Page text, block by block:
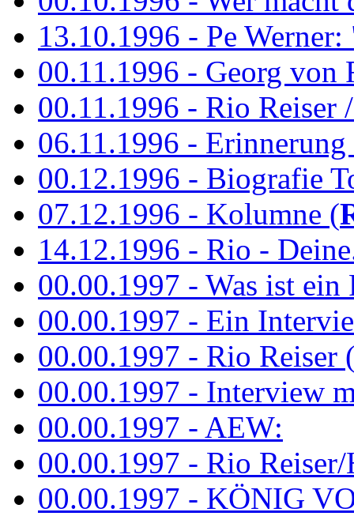
13.10.1996 - Pe
00.11.1996 - Georg von
00.11.1996 - Rio Reiser
06.11.1996 -
00.12.1996 - Biografie
07.12.1996 - Kolumne (
14.12.1996 - Rio -
00.00.1997 - Was ist ein
00.00.1997 - Ein
00.00.1997 - Rio Reiser
00.00.1997 - Interview
00.00.1997 - AEW:
00.00.1997 - Rio Reiser/
00.00.1997 - KÖNIG